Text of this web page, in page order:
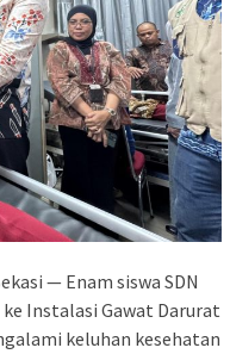
— Enam siswa SDN
Instalasi Gawat Darurat
keluhan kesehatan